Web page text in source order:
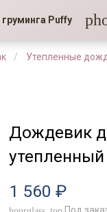
Puffy
Утепленные
Дождевик
1 560 ₽